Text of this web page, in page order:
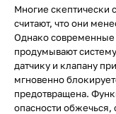
Многие скептически
считают, что они
Однако современные
продумывают
датчику и клапану
мгновенно
предотвращена.
опасности обжечься,